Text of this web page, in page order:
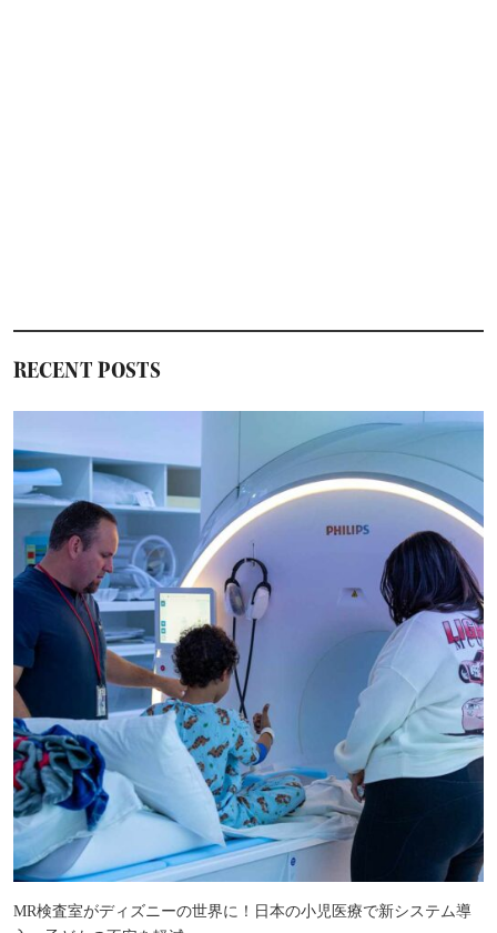
RECENT POSTS
MR検査室がディズニーの世界に！日本の小児医療で新システム導